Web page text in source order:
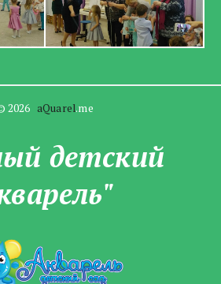
2026 aQuarel.me
детский